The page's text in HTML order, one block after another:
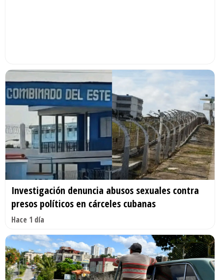
Investigación denuncia abusos sexuales contra
presos políticos en cárceles cubanas
Hace 1 día